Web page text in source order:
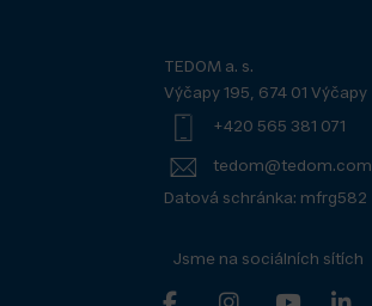
TEDOM a. s.
Výčapy 195, 674 01 Výčapy
+420 565 381 071
tedom@tedom.com
Datová schránka: mfrg582
Jsme na sociálních sítích